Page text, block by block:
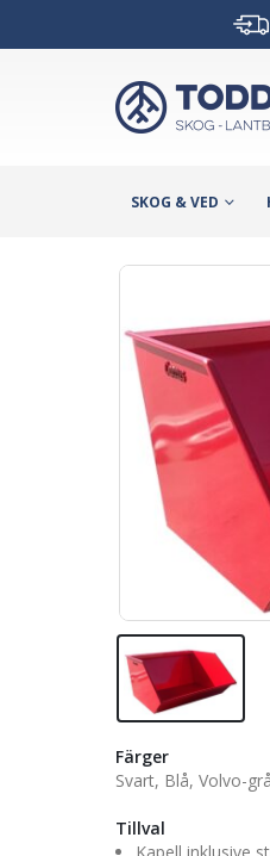
SKOG & VED
Färger
Svart, Blå, Volvo-grå
Tillval